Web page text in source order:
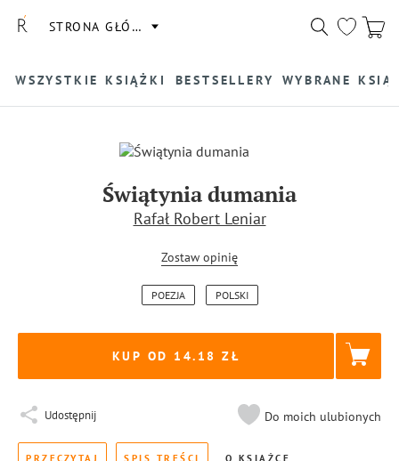
STRONA GŁÓWNA
WSZYSTKIE KSIĄŻKI BESTSELLERY WYBRANE
Świątynia dumania
Rafał Robert Leniar
Zostaw opinię
POEZJA POLSKI
KUP OD 14.18
Udostępnij Do moich ulubionych
PRZECZYTAJ SPIS TREŚCI O KSIĄŻCE